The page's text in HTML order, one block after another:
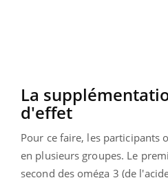
La
d'effet
Pour ce faire, les participants
en plusieurs groupes. Le
second des oméga 3 (de